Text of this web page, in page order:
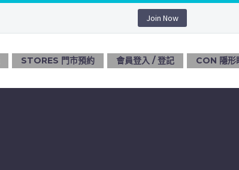
Join Now
STORES 門市預約 會員登入 / 登記 CON 隱形